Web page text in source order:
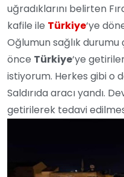
uğradıklarını belirten
kafile ile Türkiye‘ye
Oğlumun sağlık
önce Türkiye‘ye
istiyorum. Herkes gibi o
Saldırıda aracı yandı.
getirilerek tedavi